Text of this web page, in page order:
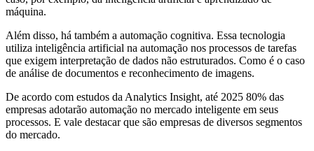
máquina.
Além disso, há também a automação cognitiva. Essa tecnologia
utiliza inteligência artificial na automação nos processos de tarefas
que exigem interpretação de dados não estruturados. Como é o caso
de análise de documentos e reconhecimento de imagens.
De acordo com estudos da Analytics Insight, até 2025 80% das
empresas adotarão automação no mercado inteligente em seus
processos. E vale destacar que são empresas de diversos segmentos
do mercado.